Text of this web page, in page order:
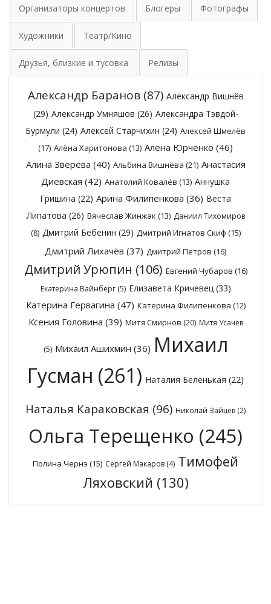
Организаторы концертов Блогеры Фотографы
Художники Театр/Кино
Друзья, близкие и тусовка Релизы
Александр Баранов(87) Александр Вишнёв
(29) Александр Умняшов (26) Александра Тэвдой-
Бурмули (24) Алексей Старчихин (24) Алексей Шмелёв
(17) Алёна Харитонова (13) Алёна Юрченко (46)
Алина Зверева (40) Альбина Вишнёва (21) Анастасия
Диевская (42) Анатолий Ковалёв (13) Аннушка
Гришина (22) Арина Филипенкова (36) Веста
Липатова (26) Вячеслав Жинжак (13) Даниил Тихомиров
(8) Дмитрий Бебенин (29) Дмитрий Игнатов Скиф (15)
Дмитрий Лихачёв (37) Дмитрий Петров (16)
Дмитрий Урюпин (106) Евгений Чубаров (16)
Екатерина Вайнберг(5) Елизавета Кричевец(33)
Катерина Гервагина (47) Катерина Филипенкова (12)
Ксения Головина (39) Митя Смирнов (20) Митя Усачёв
(5) Михаил Ашихмин (36) Михаил
Гусман (261) Наталия Беленькая (22)
Наталья Караковская (96) Николай Зайцев (2)
Ольга Терещенко (245)
Полина Чернэ (15) Сергей Макаров (4) Тимофей
Ляховский (130)